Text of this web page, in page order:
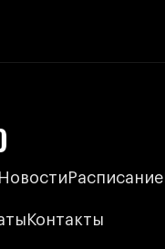
Новости Расписание
Контакты